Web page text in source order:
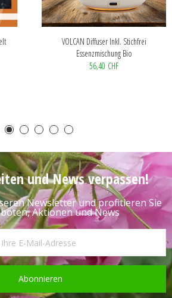
VOLCAN Diffuser Inkl. Stichfrei
Essenzmischung Bio
56,40 CHF
und News verpassen!
Newsletter und profitieren Sie
Aktionen und News
Abonnieren